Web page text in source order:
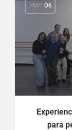
MAY 06
para